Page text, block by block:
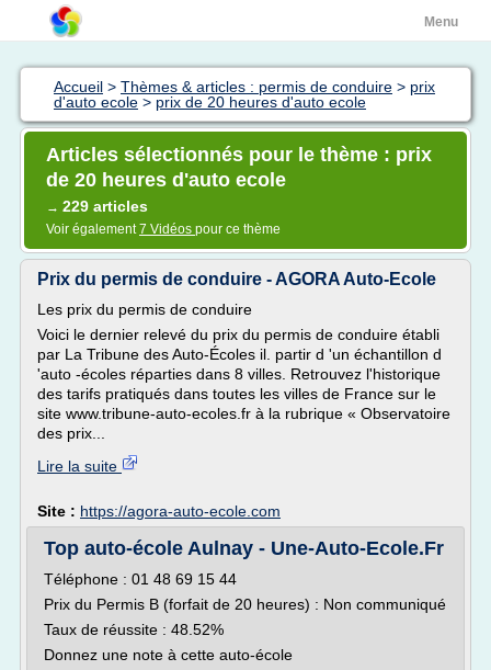
Menu
Accueil > Thèmes & articles : permis de conduire > prix
d'auto ecole > prix de 20 heures d'auto ecole
Articles sélectionnés pour le thème : prix
de 20 heures d'auto ecole
→ 229 articles
Voir également7 Vidéos pour ce thème
Prix du permis de conduire - AGORA Auto-Ecole
Les prix du permis de conduire
Voici le dernier relevé du prix du permis de conduire établi
par La Tribune des Auto-Écoles il. partir d 'un échantillon d
'auto -écoles réparties dans 8 villes. Retrouvez l'historique
des tarifs pratiqués dans toutes les villes de France sur le
site www.tribune-auto-ecoles.fr à la rubrique « Observatoire
des prix...
Lire la suite
Site : https://agora-auto-ecole.com
Top auto-école Aulnay - Une-Auto-Ecole.Fr
Téléphone : 01 48 69 15 44
Prix du Permis B (forfait de 20 heures) : Non communiqué
Taux de réussite : 48.52%
Donnez une note à cette auto-école